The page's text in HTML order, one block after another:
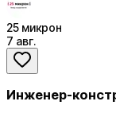
25 микрон
7 авг.
Инженер-